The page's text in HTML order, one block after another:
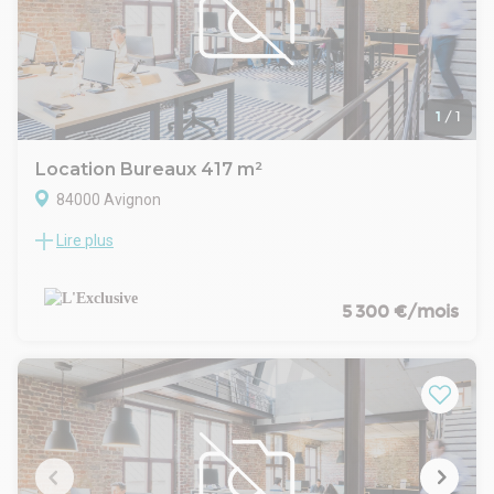
- Type de bail : Commercial
- Durée : 3/6/9 ans
- Préavis : 6 mois
- Fiscalité : TVA
- Indice : ILAT
- Indexation : Annuelle, date prise effet
- Dépôt de garantie : 3 mois HT/HC
- Loyers et charges : Trimestriels et d'avance
1 / 1
Location Bureaux 417 m²
84000 Avignon
Orpi Pro l'exclusive à Morières les Avignon vous propose un
m2.
Cet immeuble est composé de 5 bureaux + 4 bureaux
1 salle de réunion cuisine à l'étage donnant sur une terrasse
de 160 m2 bordée d'un jardin méditerranéen pour déjeuner
en extérieur aux beaux jours ou organiser des réceptions.
Entrée avec: Un vaste accueil arboré donnant sur un open
space.
Parking privatif clôturé de 12 places.
Lire plus
5 300 €/mois